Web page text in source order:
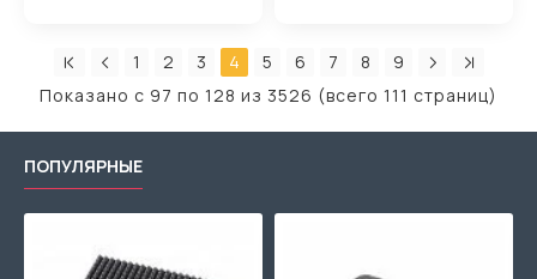
1 2 3 4 5 6 7 8
9
Показано с 97 по 128 из 3526 (всего 111 страниц)
ПОПУЛЯРНЫЕ